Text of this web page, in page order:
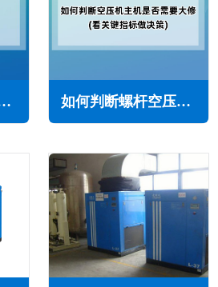
机(定期对空压机进行保养) 如何判断螺杆空压机主机是否需要大修(看关键指标做决策)